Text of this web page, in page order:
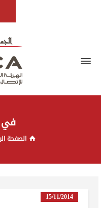
في
الصفحة
15/11/2014